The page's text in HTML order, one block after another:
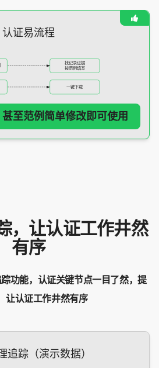
认证易流程
找记录证据
按范例填写
一键下载
至范例简单修改即可使用
，让认证工作井然
有序
功能，认证关键节点一目了然，提
让认证工作井然有序
追踪（演示数据）